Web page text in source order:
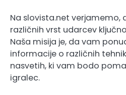
Na slovista.net verjamemo,
različnih vrst udarcev
Naša misija je, da vam
informacije o različnih
nasvetih, ki vam bodo
igralec.